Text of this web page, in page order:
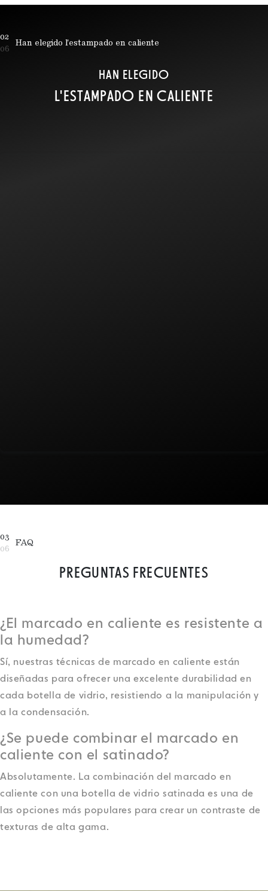
02
06
Han elegido l'estampado en caliente
HAN ELEGIDO
L'ESTAMPADO EN CALIENTE
03
06
FAQ
PREGUNTAS FRECUENTES
¿El marcado en caliente es resistente a
la humedad?
Sí, nuestras técnicas de marcado en caliente están
diseñadas para ofrecer una excelente durabilidad en
cada botella de vidrio, resistiendo a la manipulación y
a la condensación.
¿Se puede combinar el marcado en
caliente con el satinado?
Absolutamente. La combinación del marcado en
caliente con una botella de vidrio satinada es una de
las opciones más populares para crear un contraste de
texturas de alta gama.